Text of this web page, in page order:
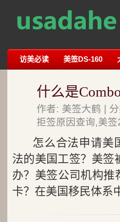
访美必读 美签DS-160
什么是
作者: 美签大鹤 |
拒签原因查询,美
怎么合法申请美
法的美国工签？美签
办？美签公司机构推
卡？在美国移民体系